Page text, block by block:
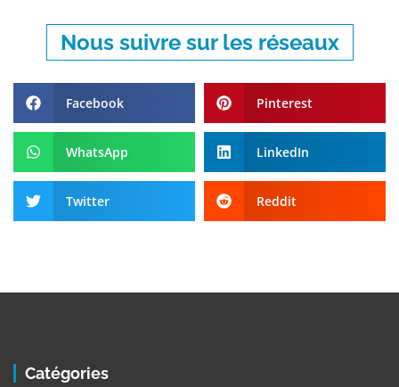
Nous suivre sur les réseaux
Facebook Pinterest
WhatsApp LinkedIn
Twitter Reddit
Catégories